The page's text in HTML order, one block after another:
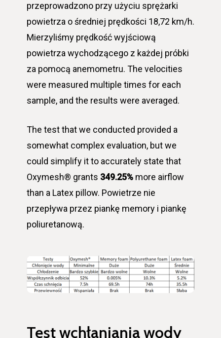
przeprowadzono przy użyciu sprężarki
powietrza o średniej prędkości 18,72 km/h.
Mierzyliśmy prędkość wyjściową
powietrza wychodzącego z każdej próbki
za pomocą anemometru. The velocities
were measured multiple times for each
sample, and the results were averaged.
The test that we conducted provided a
somewhat complex evaluation, but we
could simplify it to accurately state that
Oxymesh® grants 349.25%more airflow
than a Latex pillow. Powietrze nie
przepływa przez piankę memory i piankę
poliuretanową.
Test wchłaniania wody